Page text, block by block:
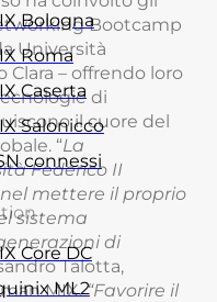
Bologna
Roma
Caserta
Salonicco
connessi
Core DC
ML2
Bootcamp
Università
Clara – offrendo loro
di
il cuore del
“La
Federico II
mettere il proprio
sistema
di
Talotta,
MIX.“Favorire il